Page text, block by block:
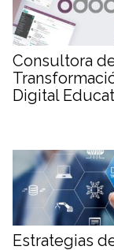
Consultora
Digital
Estrategias